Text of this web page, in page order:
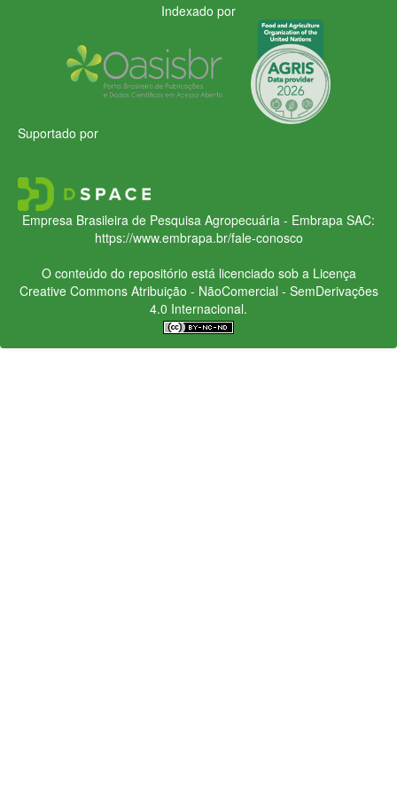
Indexado por
Suportado por
Empresa Brasileira de Pesquisa Agropecuária - Embrapa SAC:
https://www.embrapa.br/fale-conosco
O conteúdo do repositório está licenciado sob a Licença
Creative CommonsAtribuição - NãoComercial - SemDerivações
4.0 Internacional.